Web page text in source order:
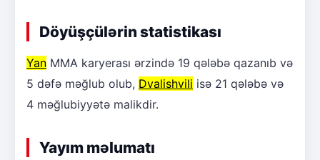
Döyüşçülərin statistikası
Yan MMA karyerası ərzində 19 qələbə qazanıb və
5 dəfə məğlub olub, Dvalishvili isə 21 qələbə və
4 məğlubiyyətə malikdir.
Yayım məlumatı